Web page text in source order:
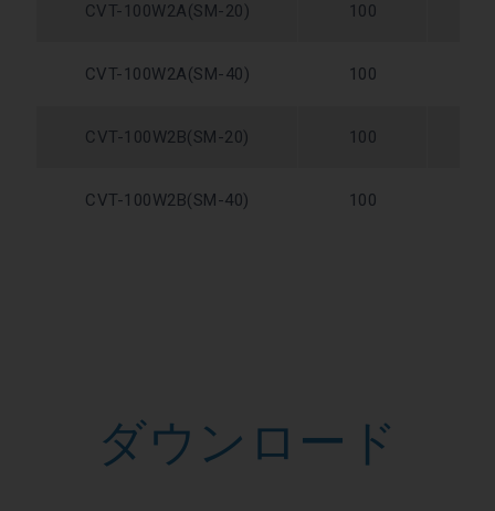
CVT-100W2A(SM-20) 100
CVT-100W2A(SM-40) 100
CVT-100W2B(SM-20) 100
CVT-100W2B(SM-40) 100
ダウンロード